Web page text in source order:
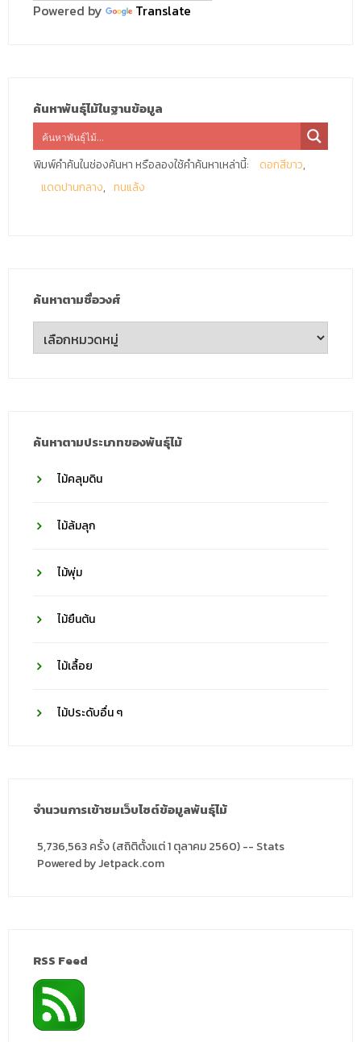
Powered by Translate
ค้นหาพันธุ์ไม้ในฐานข้อมูล
พิมพ์คำค้นในช่องค้นหา หรือลองใช้คำค้นหาเหล่านี้:
ดอกสีขาว
แดดปานกลาง
ทนแล้ง
ค้นหาตามชื่อวงศ์
ค้นหา
ตาม
ค้นหาตามประเภทของพันธุ์ไม้
ไม้คลุมดิน
ไม้ล้มลุก
ไม้พุ่ม
ไม้ยืนต้น
ไม้เลื้อย
ไม้ประดับอื่น ๆ
จำนวนการเข้าชมเว็บไซต์ข้อมูลพันธุ์ไม้
5,736,563 ครั้ง (สถิติตั้งแต่ 1 ตุลาคม 2560) -- Stats
Powered by Jetpack.com
RSS Feed